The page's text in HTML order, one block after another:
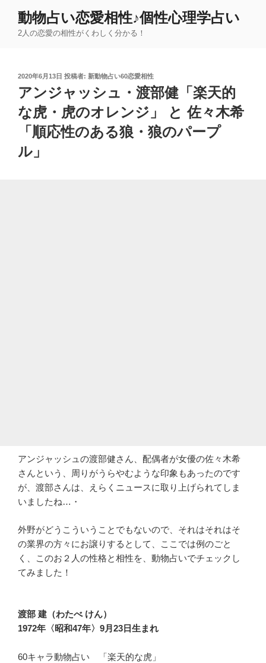
動物占い恋愛相性♪個性心理学占い
2人の恋愛の相性がくわしく分かる！
投
稿
日:
2020年6月13日 投稿者: 新動物占い60恋愛相性
アンジャッシュ・渡部健「楽天的
な虎・虎のオレンジ」 と 佐々木希
「順応性のある狼・狼のパープ
ル」
アンジャッシュの渡部健さん、配偶者が女優の佐々木希
さんという、周りがうらやむような印象もあったのです
が、渡部さんは、えらくニュースに取り上げられてしま
いましたね…・
外野がどうこういうことでもないので、それはそれはそ
の業界の方々にお譲りするとして、ここでは例のごと
く、このお２人の性格と相性を、動物占いでチェックし
てみました！
渡部 建（わたべ けん）
1972年〈昭和47年〉9月23日生まれ
60キャラ動物占い 「楽天的な虎」